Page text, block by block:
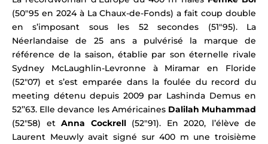
(50″95 en 2024 à La Chaux-de-Fonds) a fait coup double
en s’imposant sous les 52 secondes (51″95). La
Néerlandaise de 25 ans a pulvérisé la marque de
référence de la saison, établie par son éternelle rivale
Sydney McLaughlin-Levronne à Miramar en Floride
(52″07) et s’est emparée dans la foulée du record du
meeting détenu depuis 2009 par Lashinda Demus en
52’’63. Elle devance les Américaines Dalilah Muhammad
(52″58) et Anna Cockrell(52″91). En 2020, l’élève de
Laurent Meuwly avait signé sur 400 m une troisième